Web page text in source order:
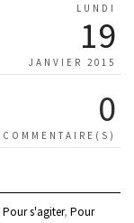
LUNDI
19
JANVIER 2015
0
COMMENTAIRE(S)
Pour s'agiter, Pour